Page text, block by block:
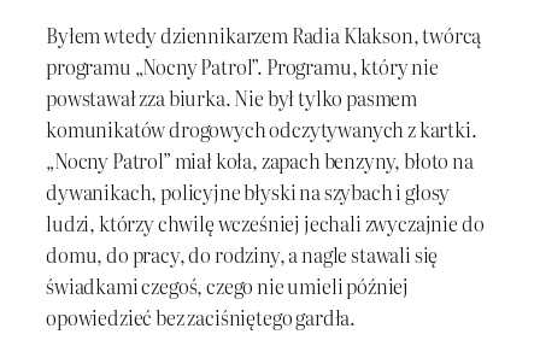
Byłem wtedy dziennikarzem Radia Klakson, twórcą
programu „Nocny Patrol”. Programu, który nie
powstawał zza biurka. Nie był tylko pasmem
komunikatów drogowych odczytywanych z kartki.
„Nocny Patrol” miał koła, zapach benzyny, błoto na
dywanikach, policyjne błyski na szybach i głosy
ludzi, którzy chwilę wcześniej jechali zwyczajnie do
domu, do pracy, do rodziny, a nagle stawali się
świadkami czegoś, czego nie umieli później
opowiedzieć bez zaciśniętego gardła.